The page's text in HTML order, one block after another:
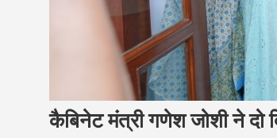
कैबिनेट मंत्री गणेश जोशी ने दो